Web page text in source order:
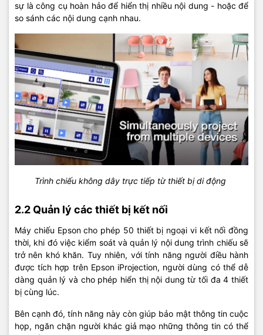
sự là công cụ hoàn hảo để hiển thị nhiều nội dung - hoặc để
so sánh các nội dung cạnh nhau.
Trình chiếu không dây trực tiếp từ thiết bị di động
2.2 Quản lý các thiết bị kết nối
Máy chiếu Epson cho phép 50 thiết bị ngoại vi kết nối đồng
thời, khi đó việc kiểm soát và quản lý nội dung trình chiếu sẽ
trở nên khó khăn. Tuy nhiên, với tính năng người điều hành
được tích hợp trên Epson iProjection, người dùng có thể dễ
dàng quản lý và cho phép hiển thị nội dung từ tối đa 4 thiết
bị cùng lúc.
Bên cạnh đó, tính năng này còn giúp bảo mật thông tin cuộc
họp, ngăn chặn người khác giả mạo những thông tin có thể